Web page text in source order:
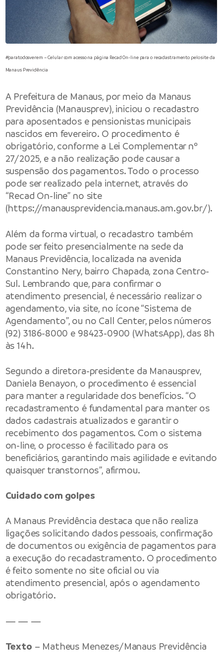
#paratodosverem – Celular com acesso na página Recad On-line para o recadastramento pelo site da
Manaus Previdência
A Prefeitura de Manaus, por meio da Manaus
Previdência (Manausprev), iniciou o recadastro
para aposentados e pensionistas municipais
nascidos em fevereiro. O procedimento é
obrigatório, conforme a Lei Complementar nº
27/2025, e a não realização pode causar a
suspensão dos pagamentos. Todo o processo
pode ser realizado pela internet, através do
“Recad On-line” no site
(https://manausprevidencia.manaus.am.gov.br/).
Além da forma virtual, o recadastro também
pode ser feito presencialmente na sede da
Manaus Previdência, localizada na avenida
Constantino Nery, bairro Chapada, zona Centro-
Sul. Lembrando que, para confirmar o
atendimento presencial, é necessário realizar o
agendamento, via site, no ícone “Sistema de
Agendamento”, ou no Call Center, pelos números
(92) 3186-8000 e 98423-0900 (WhatsApp), das 8h
às 14h.
Segundo a diretora-presidente da Manausprev,
Daniela Benayon, o procedimento é essencial
para manter a regularidade dos benefícios. “O
recadastramento é fundamental para manter os
dados cadastrais atualizados e garantir o
recebimento dos pagamentos. Com o sistema
on-line, o processo é facilitado para os
beneficiários, garantindo mais agilidade e evitando
quaisquer transtornos”, afirmou.
Cuidado com golpes
A Manaus Previdência destaca que não realiza
ligações solicitando dados pessoais, confirmação
de documentos ou exigência de pagamentos para
a execução do recadastramento. O procedimento
é feito somente no site oficial ou via
atendimento presencial, após o agendamento
obrigatório.
— — —
Texto – Matheus Menezes/Manaus Previdência